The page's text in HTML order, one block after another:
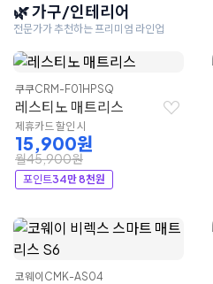
🌿 가구/인테리어
전문가가 추천하는 프리미엄 라인업
쿠쿠CRM-F01HPSQ
레스티노 매트리스
제휴카드 할인 시
15,900원
월45,900원
포인트34만 8천원
코웨이 CMK-AS04